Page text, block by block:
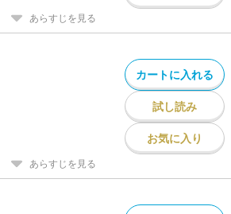
あらすじを見る
カートに入れる
試し読み
お気に入り
あらすじを見る